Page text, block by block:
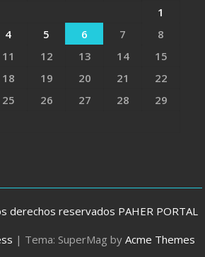
1
4 5 6 7
8
11 12 13 14
15
18 19 20 21
22
25 26 27 28
29
derechos reservados PAHER PORTAL
| Tema: SuperMag by Acme Themes